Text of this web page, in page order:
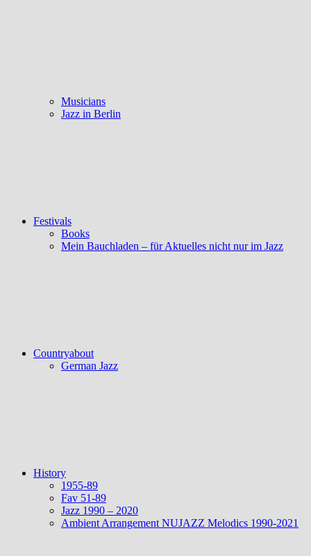
Musicians
Jazz in Berlin
Festivals
Books
Mein Bauchladen – für Aktuelles nicht nur im Jazz
Countryabout
German Jazz
History
1955-89
Fav 51-89
Jazz 1990 – 2020
Ambient Arrangement NUJAZZ Melodics 1990-2021